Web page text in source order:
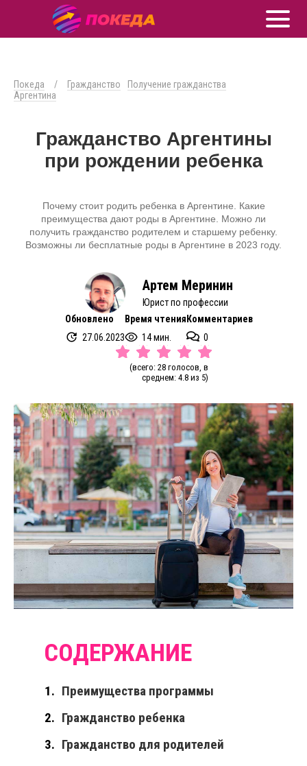
Покеда / Гражданство
Получение гражданства
Аргентина
Гражданство Аргентины
при рождении ребенка
Почему стоит родить ребенка в Аргентине. Какие
преимущества дают роды в Аргентине. Можно ли
получить гражданство родителем и старшему ребенку.
Возможны ли бесплатные роды в Аргентине в 2023 году.
Артем Меринин
Юрист по профессии
Обновлено
27.06.2023
Время чтения
14 мин.
Комментариев
0
(всего: 28 голосов, в
среднем: 4.8 из 5)
Преимущества программы
Гражданство ребенка
Гражданство для родителей